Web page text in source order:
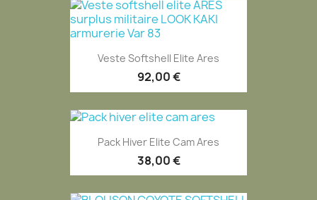
Veste Softshell Elite Ares
92,00 €
Pack Hiver Elite Cam Ares
38,00 €